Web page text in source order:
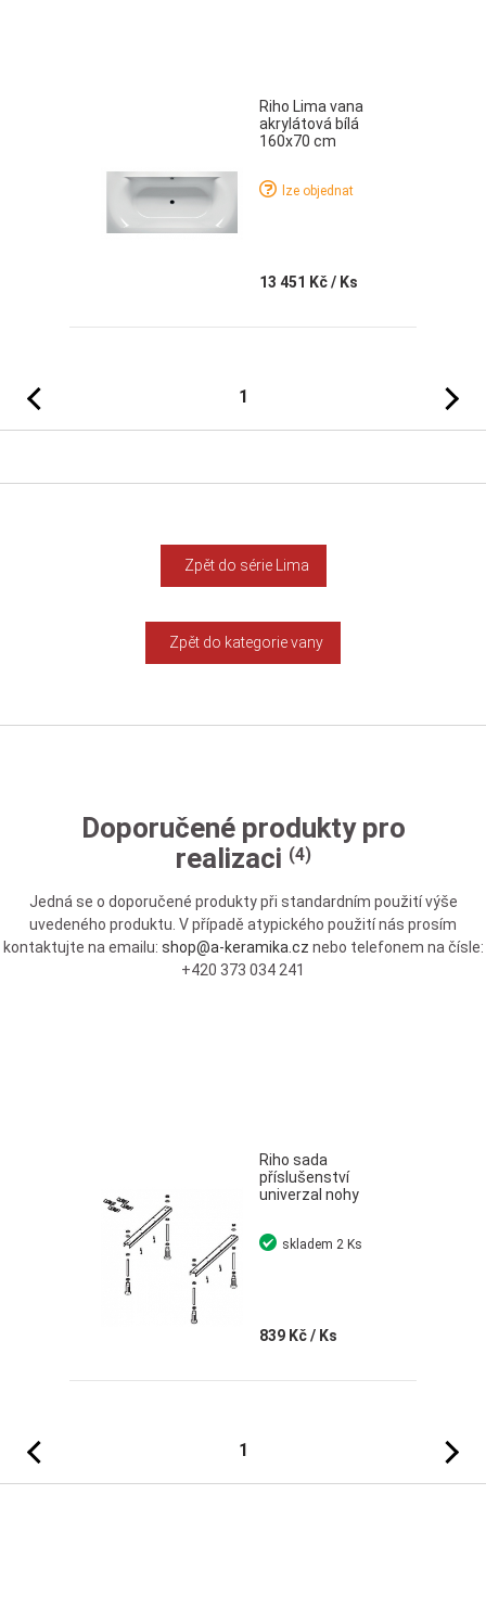
Riho Lima vana
akrylátová bílá
160x70 cm
13 451 Kč/ Ks
lze objednat
Předchozí 1
Zpět do série Lima
Zpět do kategorie vany
Doporučené produkty pro
realizaci (4)
Jedná se o doporučené produkty při standardním použití výše
uvedeného produktu. V případě atypického použití nás prosím
kontaktujte na emailu: shop@a-keramika.cz nebo telefonem na čísle:
+420 373 034 241
Riho sada
příslušenství
univerzal nohy
839 Kč/ Ks
skladem 2 Ks
Předchozí 1